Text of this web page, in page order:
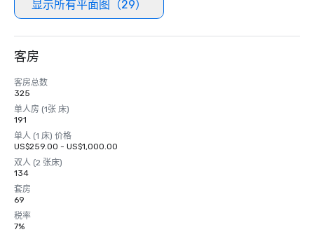
显示所有平面图（29）
客房
客房总数
325
单人房 (1张 床)
191
单人 (1 床) 价格
US$259.00 - US$1,000.00
双人 (2 张床)
134
套房
69
税率
7%